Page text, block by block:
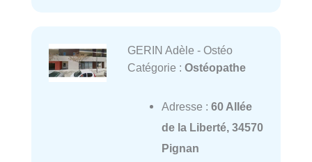
GERIN Adèle - Ostéo
Catégorie : Ostéopathe
Adresse : 60 Allée
de la Liberté, 34570
Pignan